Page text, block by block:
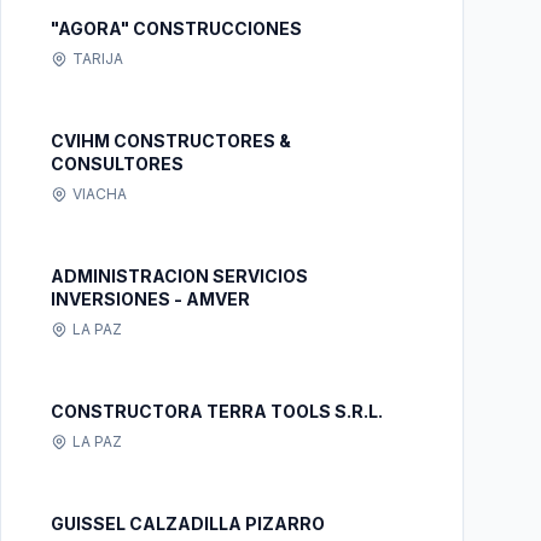
"AGORA" CONSTRUCCIONES
TARIJA
CVIHM CONSTRUCTORES &
CONSULTORES
VIACHA
ADMINISTRACION SERVICIOS
INVERSIONES - AMVER
LA PAZ
CONSTRUCTORA TERRA TOOLS S.R.L.
LA PAZ
GUISSEL CALZADILLA PIZARRO